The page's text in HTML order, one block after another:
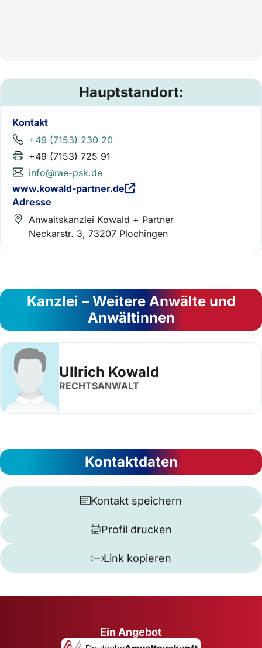
Hauptstandort:
Kontakt
+49 (7153) 230 20
+49 (7153) 725 91
info@rae-psk.de
www.kowald-partner.de
Adresse
Anwaltskanzlei Kowald + Partner
Neckarstr. 3, 73207 Plochingen
Kanzlei – Weitere Anwälte und
Anwältinnen
Ullrich Kowald
RECHTSANWALT
Kontaktdaten
Kontakt speichern
Profil drucken
Link kopieren
Ein Angebot